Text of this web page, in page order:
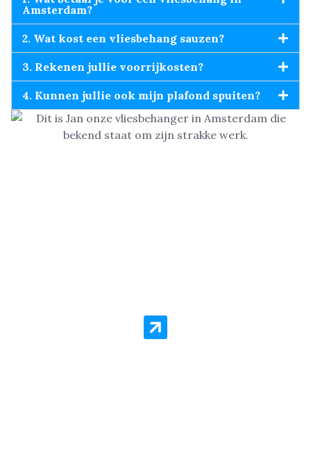
Amsterdam?
2. Wat kost een vliesbehang sauzen?
3. Rekenen jullie voorrijkosten?
4. Kunnen jullie ook mijn plafond spuiten?